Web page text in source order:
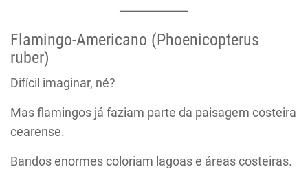
Flamingo-Americano (Phoenicopterus
ruber)
Difícil imaginar, né?
Mas flamingos já faziam parte da paisagem costeira
cearense.
Bandos enormes coloriam lagoas e áreas costeiras.